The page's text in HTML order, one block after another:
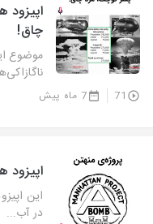
چاق!
موضوع
71 7 ماه پیش
این
در آب...